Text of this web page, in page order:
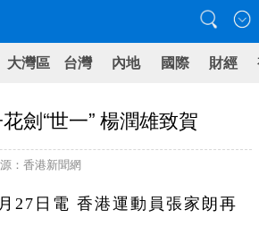
大灣區 台灣 內地 國際 財經
劍“世一” 楊潤雄致賀
：香港新聞網
27日電 香港運動員張家朗再